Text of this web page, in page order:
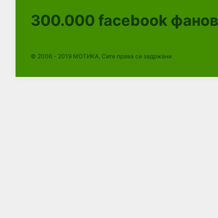
300.000 facebook
© 2006 - 2019 МОТИКА, Сите права се задржани